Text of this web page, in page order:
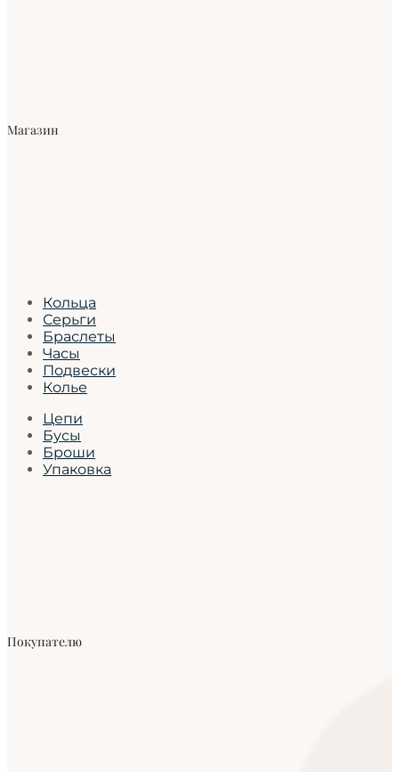
Магазин
Кольца
Серьги
Браслеты
Часы
Подвески
Колье
Цепи
Бусы
Броши
Упаковка
Покупателю